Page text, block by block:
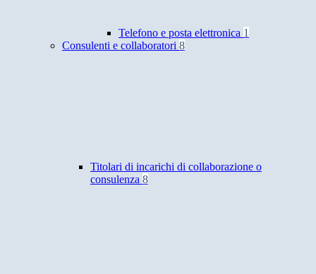
Telefono e posta elettronica 1
Consulenti e collaboratori 8
Titolari di incarichi di collaborazione o
consulenza 8